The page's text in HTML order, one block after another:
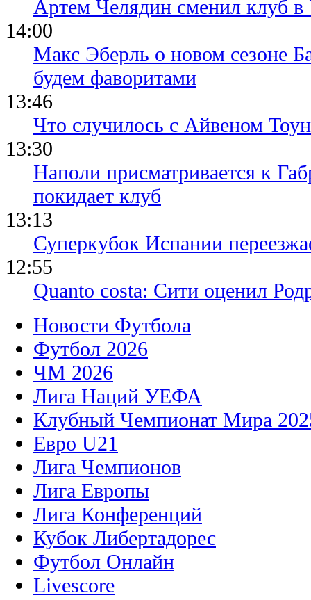
Артем Челядин сменил клуб
14:00
Макс Эберль о новом сезоне
будем фаворитами
13:46
Что случилось с Айвеном
13:30
Наполи присматривается к
покидает клуб
13:13
Суперкубок Испании
12:55
Quanto costa: Сити оценил
Новости Футбола
Футбол 2026
ЧМ 2026
Лига Наций УЕФА
Клубный Чемпионат Мира
Евро U21
Лига Чемпионов
Лига Европы
Лига Конференций
Кубок Либертадорес
Футбол Онлайн
Livescore